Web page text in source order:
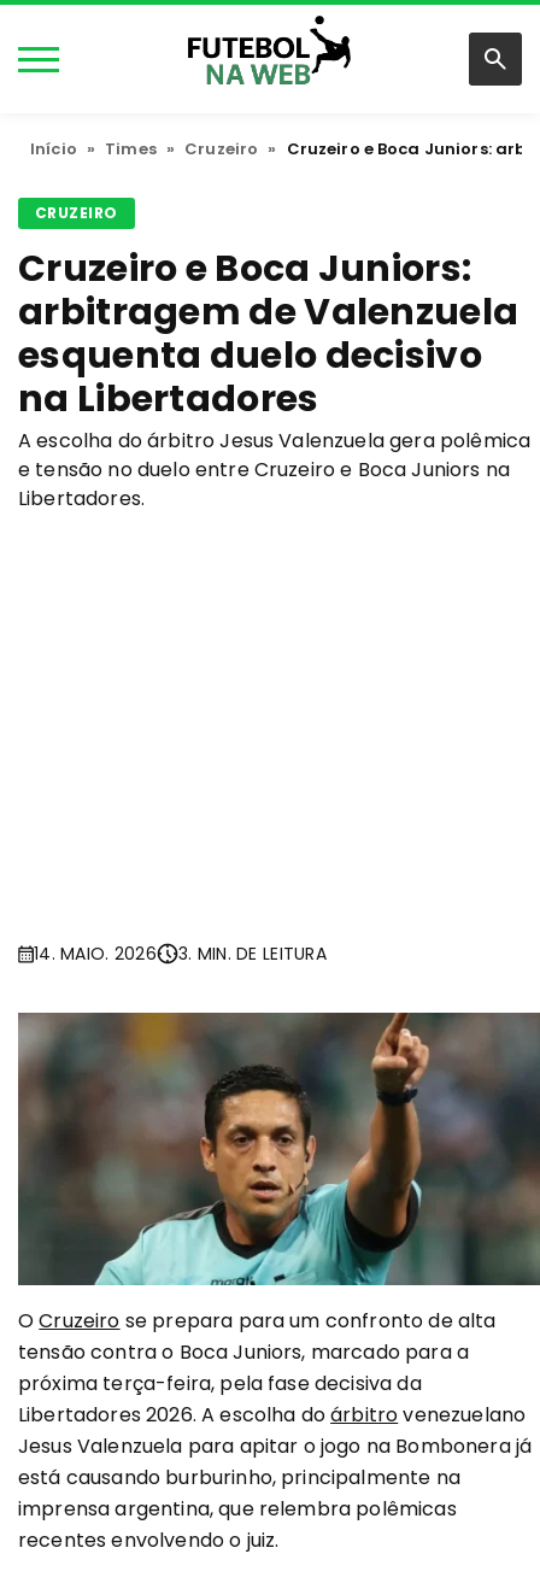
Início » Times » Cruzeiro » Cruzeiro e Boca Juniors:
CRUZEIRO
Cruzeiro e Boca Juniors:
arbitragem de Valenzuela
esquenta duelo decisivo
na Libertadores
A escolha do árbitro Jesus Valenzuela gera polêmica
e tensão no duelo entre Cruzeiro e Boca Juniors na
Libertadores.
14. MAIO. 2026 3. MIN. DE LEITURA
OCruzeiro se prepara para um confronto de alta
tensão contra o Boca Juniors, marcado para a
próxima terça-feira, pela fase decisiva da
Libertadores 2026. A escolha doárbitrovenezuelano
Jesus Valenzuela para apitar o jogo na Bombonera já
está causando burburinho, principalmente na
imprensa argentina, que relembra polêmicas
recentes envolvendo o juiz.